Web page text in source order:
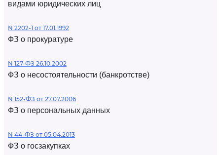
видами юридических лиц
N 2202-1 от 17.01.1992
ФЗ о прокуратуре
N 127-ФЗ 26.10.2002
ФЗ о несостоятельности (банкротстве)
N 152-ФЗ от 27.07.2006
ФЗ о персональных данных
N 44-ФЗ от 05.04.2013
ФЗ о госзакупках